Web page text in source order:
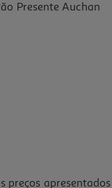
Presente Auchan